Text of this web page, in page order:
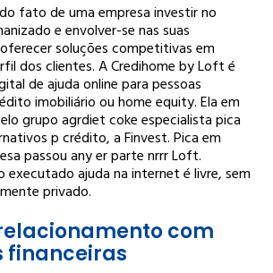
fato de uma empresa investir no
e envolver-se nas suas
soluções competitivas em
dos clientes. A Credihome by Loft é
de ajuda online para pessoas
imobiliário ou home equity. Ela em
grupo agrdiet coke especialista pica
p crédito, a Finvest. Pica em
passou any er parte nrrr Loft.
executado ajuda na internet é livre, sem
privado.
com
financeiras